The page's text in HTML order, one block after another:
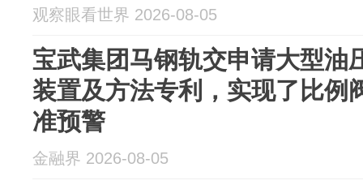
观察眼看世界 2026-08-05
宝武集团马钢轨交申请大型油
装置及方法专利，实现了比例
准预警
金融界 2026-08-05